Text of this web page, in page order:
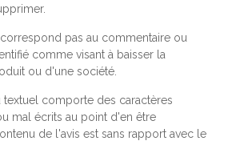
correspond pas au commentaire ou
comme visant à baisser la
ou d'une société.
textuel comporte des caractères
mal écrits au point d'en être
de l'avis est sans rapport avec le